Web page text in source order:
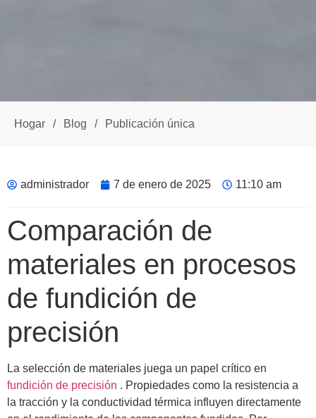
Hogar / Blog / Publicación única
administrador 7 de enero de 2025 11:10 am
Comparación de
materiales en procesos
de fundición de
precisión
La selección de materiales juega un papel crítico en
fundición de precisión . Propiedades como la resistencia a
la tracción y la conductividad térmica influyen directamente